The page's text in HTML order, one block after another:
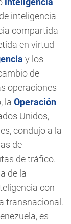
inteligencia
compartida
en virtud
y los
de
operaciones
la Operación
Unidos,
condujo a la
de
de tráfico.
de la
con
transnacional.
es